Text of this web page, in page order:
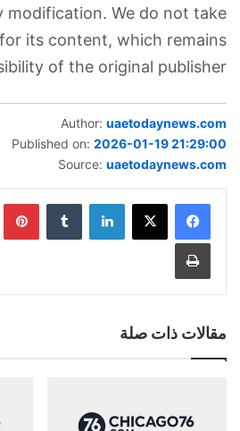
modification. We do not take
its content, which remains
of the original publisher.
Author: uaetodaynews.com
Published on: 2026-01-19 21:29:00
Source: uaetodaynews.com
لينكدإن
طباعة
مقالات ذات صلة